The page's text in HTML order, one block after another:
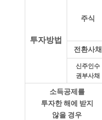
투자방법
주식
전환사채
신주인수
권부사채
소득공제를
투자한 해에 받지
않을 경우